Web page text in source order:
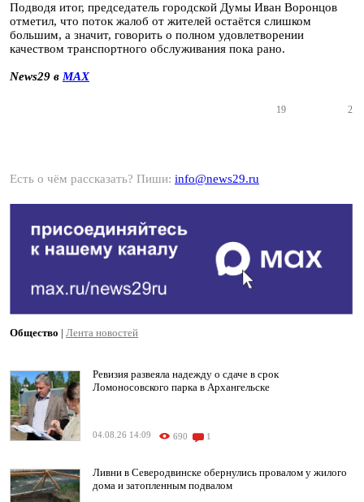
Подводя итог, председатель городской Думы Иван Воронцов
отметил, что поток жалоб от жителей остаётся слишком
большим, а значит, говорить о полном удовлетворении
качеством транспортного обслуживания пока рано.
News29 в MAX
19 2
Есть о чём рассказать? Пиши: info@news29.ru
Общество | Лента новостей
Ревизия развеяла надежду о сдаче в срок
Ломоносовского парка в Архангельске
04.08.26 14:09 690 1
Ливни в Северодвинске обернулись провалом у жилого
дома и затопленным подвалом